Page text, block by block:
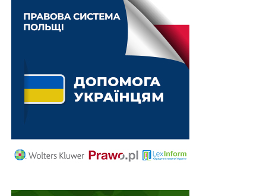
Відеозапис засідань місцевих рад зберігатимуть
не менше 5 років